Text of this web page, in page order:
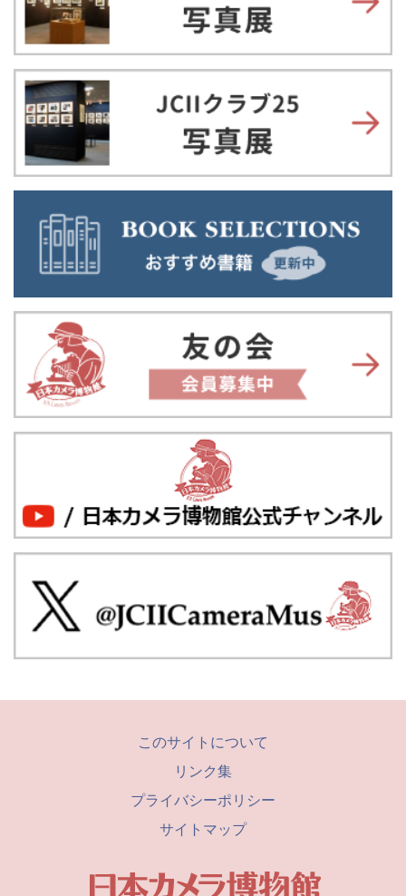
このサイトについて
リンク集
プライバシーポリシー
サイトマップ